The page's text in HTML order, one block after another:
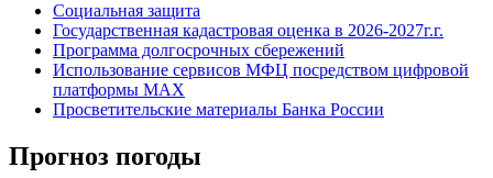
Социальная защита
Государственная кадастровая оценка в 2026-2027г.г.
Программа долгосрочных сбережений
Использование сервисов МФЦ посредством цифровой
платформы MAX
Просветительские материалы Банка России
Прогноз погоды